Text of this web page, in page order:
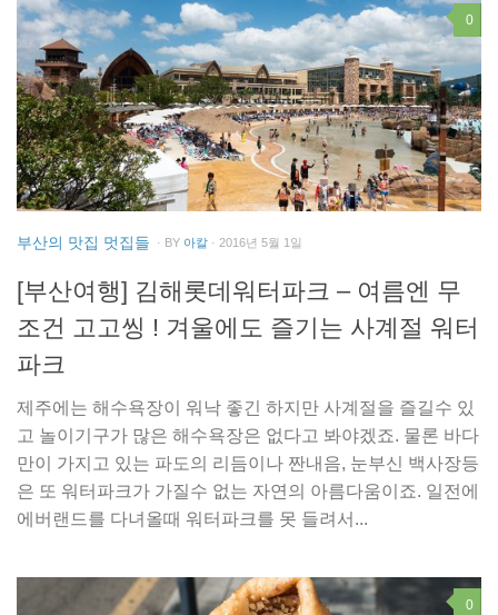
0
부산의 맛집 멋집들 · BY 아칼 · 2016년 5월 1일
[부산여행] 김해롯데워터파크 – 여름엔 무
조건 고고씽 ! 겨울에도 즐기는 사계절 워터
파크
제주에는 해수욕장이 워낙 좋긴 하지만 사계절을 즐길수 있
고 놀이기구가 많은 해수욕장은 없다고 봐야겠죠. 물론 바다
만이 가지고 있는 파도의 리듬이나 짠내음, 눈부신 백사장등
은 또 워터파크가 가질수 없는 자연의 아름다움이죠. 일전에
에버랜드를 다녀올때 워터파크를 못 들려서...
0